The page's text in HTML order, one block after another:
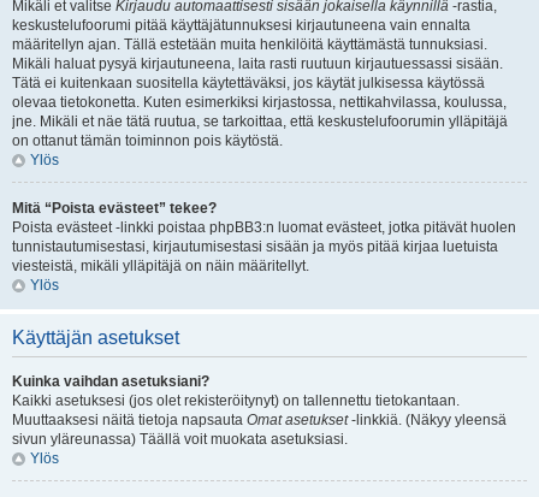
Mikäli et valitse Kirjaudu automaattisesti sisään jokaisella käynnillä -rastia,
keskustelufoorumi pitää käyttäjätunnuksesi kirjautuneena vain ennalta
määritellyn ajan. Tällä estetään muita henkilöitä käyttämästä tunnuksiasi.
Mikäli haluat pysyä kirjautuneena, laita rasti ruutuun kirjautuessassi sisään.
Tätä ei kuitenkaan suositella käytettäväksi, jos käytät julkisessa käytössä
olevaa tietokonetta. Kuten esimerkiksi kirjastossa, nettikahvilassa, koulussa,
jne. Mikäli et näe tätä ruutua, se tarkoittaa, että keskustelufoorumin ylläpitäjä
on ottanut tämän toiminnon pois käytöstä.
Ylös
Mitä “Poista evästeet” tekee?
Poista evästeet -linkki poistaa phpBB3:n luomat evästeet, jotka pitävät huolen
tunnistautumisestasi, kirjautumisestasi sisään ja myös pitää kirjaa luetuista
viesteistä, mikäli ylläpitäjä on näin määritellyt.
Ylös
Käyttäjän asetukset
Kuinka vaihdan asetuksiani?
Kaikki asetuksesi (jos olet rekisteröitynyt) on tallennettu tietokantaan.
Muuttaaksesi näitä tietoja napsauta Omat asetukset-linkkiä. (Näkyy yleensä
sivun yläreunassa) Täällä voit muokata asetuksiasi.
Ylös